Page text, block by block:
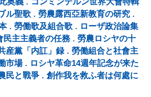
ル聖歌 . 勞農露西亞新教育の研究 .
. 勞働歌及組合歌 . ローザ政治論集
民主主義者の任務 . 勞農ロシヤの十
産黨「内訌」録 . 勞働組合と社會主
市場 . ロシヤ革命14週年記念が来た
民と戰爭 . 創作我を救ふ者は何處に